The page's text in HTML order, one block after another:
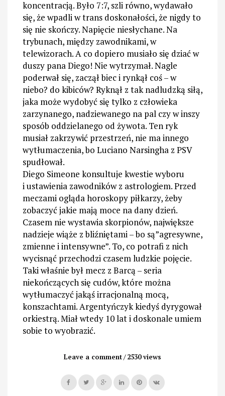
koncentracją. Było 7:7, szli równo, wydawało
się, że wpadli w trans doskonałości, że nigdy to
się nie skończy. Napięcie niesłychane. Na
trybunach, między zawodnikami, w
telewizorach. A co dopiero musiało się dziać w
duszy pana Diego! Nie wytrzymał. Nagle
poderwał się, zaczął biec i rynkął coś – w
niebo? do kibiców? Ryknął z tak nadludzką siłą,
jaka może wydobyć się tylko z człowieka
zarzynanego, nadziewanego na pal czy w inszy
sposób oddzielanego od żywota. Ten ryk
musiał zakrzywić przestrzeń, nie ma innego
wytłumaczenia, bo Luciano Narsingha z PSV
spudłował.
Diego Simeone konsultuje kwestie wyboru
i ustawienia zawodników z astrologiem. Przed
meczami ogląda horoskopy piłkarzy, żeby
zobaczyć jakie mają moce na dany dzień.
Czasem nie wystawia skorpionów, największe
nadzieje wiąże z bliźniętami – bo są”agresywne,
zmienne i intensywne”. To, co potrafi z nich
wycisnąć przechodzi czasem ludzkie pojęcie.
Taki właśnie był mecz z Barcą – seria
niekończących się cudów, które można
wytłumaczyć jakąś irracjonalną mocą,
konszachtami. Argentyńczyk kiedyś dyrygował
orkiestrą. Miał wtedy 10 lat i doskonale umiem
sobie to wyobrazić.
Leave a comment 2530 views